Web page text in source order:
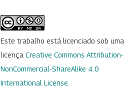
Este trabalho está licenciado sob uma
licença Creative Commons Attribution-
NonCommercial-ShareAlike 4.0
International License